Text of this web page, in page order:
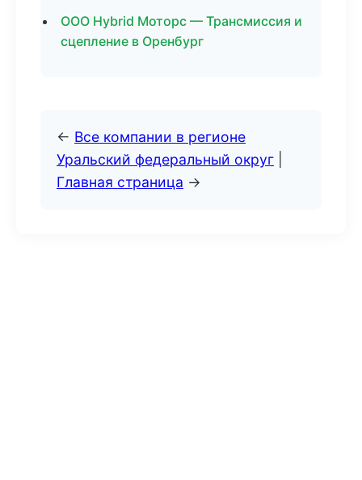
ООО Hybrid Моторс — Трансмиссия и
сцепление в Оренбург
← Все компании в регионе
Уральский федеральный округ
Главная страница →